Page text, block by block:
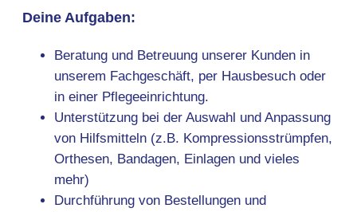
Deine Aufgaben:
Beratung und Betreuung unserer Kunden in
unserem Fachgeschäft, per Hausbesuch oder
in einer Pflegeeinrichtung.
Unterstützung bei der Auswahl und Anpassung
von Hilfsmitteln (z.B. Kompressionsstrümpfen,
Orthesen, Bandagen, Einlagen und vieles
mehr)
Durchführung von Bestellungen und